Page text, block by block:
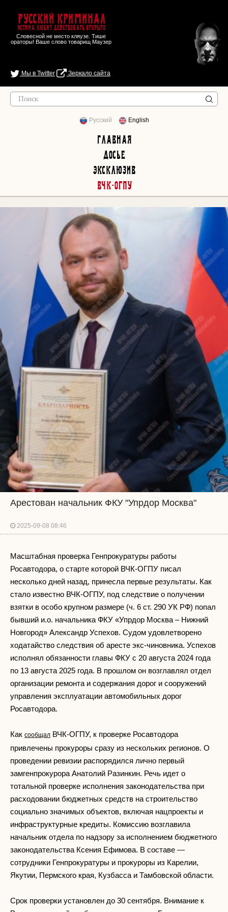
Русский Криминал
Истина любит действовать открыто
Словесной не место кляузе. Тише
ораторы! Ваше слово товарищ Маузер
Мы в Twitter Зеркало сайта
Русский English
Главная
Досье
Эксклюзив
ВЧК-ОГПУ
Арестован начальник ФКУ "Упрдор Москва"
2025-09-08 08:46
Масштабная проверка Генпрокуратуры работы
Росавтодора, о старте которой ВЧК-ОГПУ писал
несколько дней назад, принесла первые результаты. Как
стало известно ВЧК-ОГПУ, под следствие о получении
взятки в особо крупном размере (ч. 6 ст. 290 УК РФ) попал
бывший и.о. начальника ФКУ «Упрдор Москва – Нижний
Новгород» Александр Успехов. Судом удовлетворено
ходатайство следствия об аресте экс-чиновника. Успехов
исполнял обязанности главы ФКУ с 20 августа 2024 года
по 13 августа 2025 года. В прошлом он возглавлял отдел
организации ремонта и содержания дорог и сооружений
управления эксплуатации автомобильных дорог
Росавтодора.
Как сообщал ВЧК-ОГПУ, к проверке Росавтодора
привлечены прокуроры сразу из нескольких регионов. О
проведении ревизии распорядился лично первый
замгенпрокурора Анатолий Разинкин. Речь идет о
тотальной проверке исполнения законодательства при
расходовании бюджетных средств на строительство
социально значимых объектов, включая нацпроекты и
инфраструктурные кредиты. Комиссию возглавила
начальник отдела по надзору за исполнением бюджетного
законодательства Ксения Ефимова. В составе —
сотрудники Генпрокуратуры и прокуроры из Карелии,
Якутии, Пермского края, Кузбасса и Тамбовской области.
Срок проверки установлен до 30 сентября. Внимание к